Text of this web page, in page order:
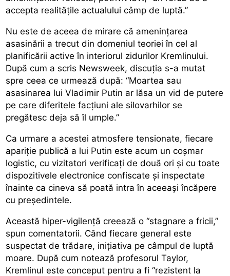
accepta realitățile actualului câmp de luptă.”
Nu este de aceea de mirare că amenințarea
asasinării a trecut din domeniul teoriei în cel al
planificării active în interiorul zidurilor Kremlinului.
După cum a scris Newsweek, discuția s-a mutat
spre ceea ce urmează după: “Moartea sau
asasinarea lui Vladimir Putin ar lăsa un vid de putere
pe care diferitele facțiuni ale silovarhilor se
pregătesc deja să îl umple.”
Ca urmare a acestei atmosfere tensionate, fiecare
apariție publică a lui Putin este acum un coșmar
logistic, cu vizitatori verificați de două ori și cu toate
dispozitivele electronice confiscate și inspectate
înainte ca cineva să poată intra în aceeași încăpere
cu președintele.
Această hiper-vigilență creează o “stagnare a fricii,”
spun comentatorii. Când fiecare general este
suspectat de trădare, inițiativa pe câmpul de luptă
moare. După cum notează profesorul Taylor,
Kremlinul este conceput pentru a fi “rezistent la